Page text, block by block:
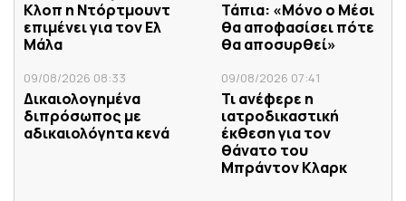
Κλοπ η Ντόρτμουντ
επιμένει για τον Ελ
Μάλα
09/08/2026 08:33
Δικαιολογημένα
διπρόσωπος με
αδικαιολόγητα κενά
Τάπια: «Μόνο ο Μέσι
θα αποφασίσει πότε
θα αποσυρθεί»
09/08/2026 07:41
Τι ανέφερε η
ιατροδικαστική
έκθεση για τον
θάνατο του
Μπράντον Κλαρκ